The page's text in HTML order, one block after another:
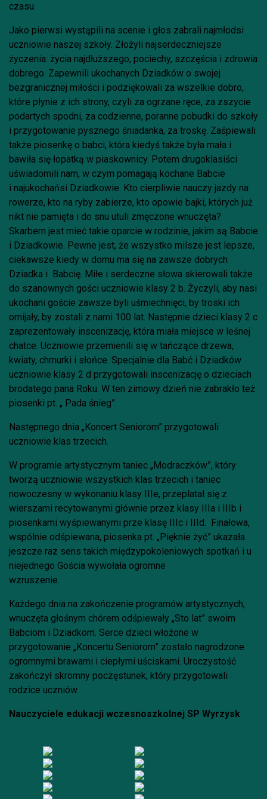
Jako pierwsi wystąpili na scenie i głos zabrali najmłodsi
uczniowie naszej szkoły. Złożyli najserdeczniejsze
życzenia: życia najdłuższego, pociechy, szczęścia i zdrowia
dobrego. Zapewnili ukochanych Dziadków o swojej
bezgranicznej miłości i podziękowali za wszelkie dobro,
które płynie z ich strony, czyli za ogrzane ręce, za zszycie
podartych spodni, za codzienne, poranne pobudki do szkoły
i przygotowanie pysznego śniadanka, za troskę. Zaśpiewali
także piosenkę o babci, która kiedyś także była mała i
bawiła się łopatką w piaskownicy. Potem drugoklasiści
uświadomili nam, w czym pomagają kochane Babcie
i najukochańsi Dziadkowie. Kto cierpliwie nauczy jazdy na
rowerze, kto na ryby zabierze, kto opowie bajki, których już
nikt nie pamięta i do snu utuli zmęczone wnuczęta?
Skarbem jest mieć takie oparcie w rodzinie, jakim są Babcie
i Dziadkowie. Pewne jest, że wszystko milsze jest lepsze,
ciekawsze kiedy w domu ma się na zawsze dobrych
Dziadka i Babcię. Miłe i serdeczne słowa skierowali także
do szanownych gości uczniowie klasy 2 b. Życzyli, aby nasi
ukochani goście zawsze byli uśmiechnięci, by troski ich
omijały, by zostali z nami 100 lat. Następnie dzieci klasy 2 c
zaprezentowały inscenizację, która miała miejsce w leśnej
chatce. Uczniowie przemienili się w tańczące drzewa,
kwiaty, chmurki i słońce. Specjalnie dla Babć i Dziadków
uczniowie klasy 2 d przygotowali inscenizację o dzieciach
brodatego pana Roku. W ten zimowy dzień nie zabrakło też
piosenki pt. „ Pada śnieg”.
Następnego dnia „Koncert Seniorom” przygotowali
uczniowie klas trzecich.
W programie artystycznym taniec „Modraczków”, który
tworzą uczniowie wszystkich klas trzecich i taniec
nowoczesny w wykonaniu klasy IIIe, przeplatał się z
wierszami recytowanymi głównie przez klasy IIIa i IIIb i
piosenkami wyśpiewanymi prze klasę IIIc i IIId. Finałowa,
wspólnie odśpiewana, piosenka pt. „Pięknie żyć” ukazała
jeszcze raz sens takich międzypokoleniowych spotkań i u
niejednego Gościa wywołała ogromne
wzruszenie.
Każdego dnia na zakończenie programów artystycznych,
wnuczęta głośnym chórem odśpiewały „Sto lat” swoim
Babciom i Dziadkom. Serce dzieci włożone w
przygotowanie „Koncertu Seniorom” zostało nagrodzone
ogromnymi brawami i ciepłymi uściskami. Uroczystość
zakończył skromny poczęstunek, który przygotowali
rodzice uczniów.
Nauczyciele edukacji wczesnoszkolnej SP Wyrzysk